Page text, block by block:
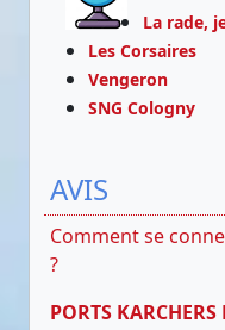
La rade,
Les Corsaires
Vengeron
SNG Cologny
AVIS
Comment se
?
PORTS KARCHERS